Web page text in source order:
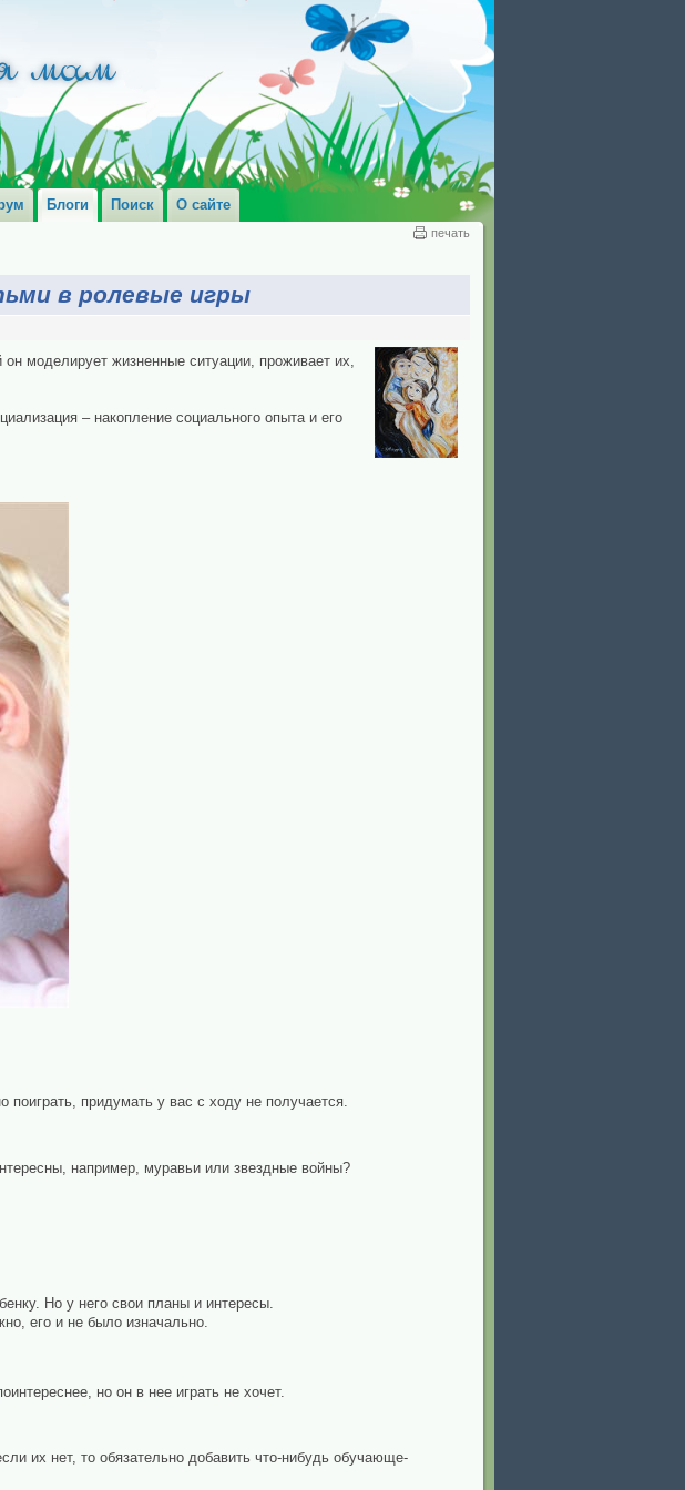
Блоги Поиск О сайте
печать
в ролевые игры
моделирует жизненные ситуации, проживает их,
– накопление социального опыта и его
придумать у вас с ходу не получается.
например, муравьи или звездные войны?
Но у него свои планы и интересы.
его и не было изначально.
но он в нее играть не хочет.
их нет, то обязательно добавить что-нибудь обучающе-